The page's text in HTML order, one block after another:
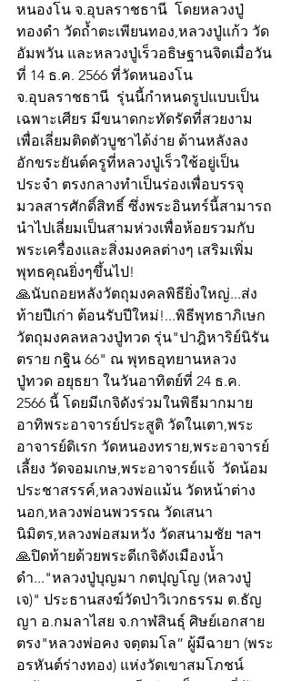
หนองโน จ.อุบลราชธานี  โดยหลวงปู่
ทองดำ วัดถ้ำตะเพียนทอง,หลวงปู่แก้ว วัด
อัมพวัน และหลวงปู่เร็วอธิษฐานจิตเมื่อวัน
ที่ 14 ธ.ค. 2566 ที่วัดหนองโน
จ.อุบลราชธานี  รุ่นนี้กำหนดรูปแบบเป็น
เฉพาะเศียร มีขนาดกะทัดรัดที่สวยงาม
เพื่อเลี่ยมติดตัวบูชาได้ง่าย ด้านหลังลง
อักขระยันต์ครูที่หลวงปู่เร็วใช้อยู่เป็น
ประจำ ตรงกลางทำเป็นร่องเพื่อบรรจุ
มวลสารศักดิ์สิทธิ์ ซึ่งพระอินทร์นี้สามารถ
นำไปเลี่ยมเป็นสามห่วงเพื่อห้อยรวมกับ
พระเครื่องและสิ่งมงคลต่างๆ เสริมเพิ่ม
พุทธคุณยิ่งๆขึ้นไป!
🙏นับถอยหลังวัตถุมงคลพิธียิ่งใหญ่...ส่ง
ท้ายปีเก่า ต้อนรับปีใหม่!...พิธีพุทธาภิเษก
วัตถุมงคลหลวงปู่ทวด รุ่น"ปาฎิหาริย์นิรัน
ตราย กฐิน 66" ณ พุทธอุทยานหลวง
ปู่ทวด อยุธยา ในวันอาทิตย์ที่ 24 ธ.ค.
2566 นี้ โดยมีเกจิดังร่วมในพิธีมากมาย
อาทิพระอาจารย์ประสูติ วัดในเตา,พระ
อาจารย์ดิเรก วัดหนองทราย,พระอาจารย์
เลี้ยง วัดจอมเกษ,พระอาจารย์แจ้  วัดน้อม
ประชาสรรค์,หลวงพ่อแม้น วัดหน้าต่าง
นอก,หลวงพ่อนพวรรณ วัดเสนา
นิมิตร,หลวงพ่อสมหวัง วัดสนามชัย ฯลฯ
🙏ปิดท้ายด้วยพระดีเกจิดังเมืองน้ำ
ดำ..."หลวงปู่บุญมา กตปุญโญ (หลวงปู่
เจ)" ประธานสงฆ์วัดป่าวิเวกธรรม ต.ธัญ
ญา อ.กมลาไสย จ.กาฬสินธุ์ ศิษย์เอกสาย
ตรง"หลวงพ่อคง จตฺตมโล” ผู้มีฉายา (พระ
อรหันต์ร่างทอง) แห่งวัดเขาสมโภชน์